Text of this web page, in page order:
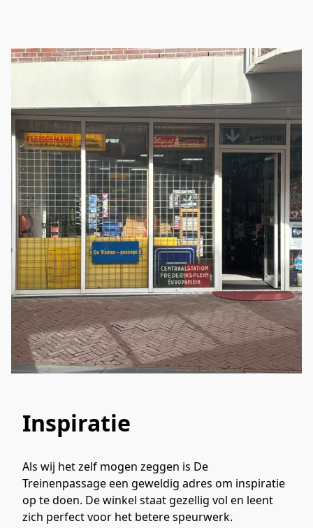
Inspiratie
Als wij het zelf mogen zeggen is De
Treinenpassage een geweldig adres om inspiratie
op te doen. De winkel staat gezellig vol en leent
zich perfect voor het betere speurwerk.